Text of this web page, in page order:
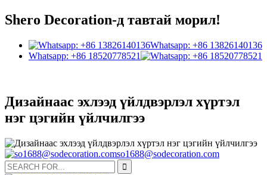
Shero Decoration-д тавтай морил!
Whatsapp: +86 13826140136
Whatsapp: +86 18520778521
Дизайнаас эхлээд үйлдвэрлэл хүртэл
нэг цэгийн үйлчилгээ
so1688@sodecoration.com